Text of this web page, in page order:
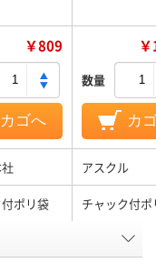
￥809
カゴへ
数量
カ
アスクル
ポリ袋 チャック付ポ
ポリエチレン
LDPE（ツル